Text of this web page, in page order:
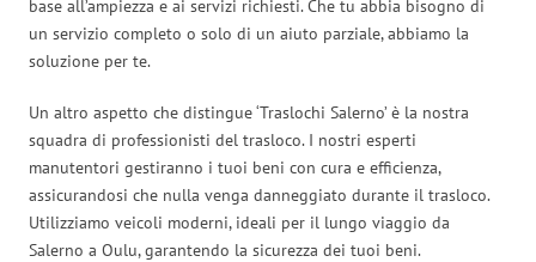
base all’ampiezza e ai servizi richiesti. Che tu abbia bisogno di
un servizio completo o solo di un aiuto parziale, abbiamo la
soluzione per te.
Un altro aspetto che distingue ‘Traslochi Salerno’ è la nostra
squadra di professionisti del trasloco. I nostri esperti
manutentori gestiranno i tuoi beni con cura e efficienza,
assicurandosi che nulla venga danneggiato durante il trasloco.
Utilizziamo veicoli moderni, ideali per il lungo viaggio da
Salerno a Oulu, garantendo la sicurezza dei tuoi beni.